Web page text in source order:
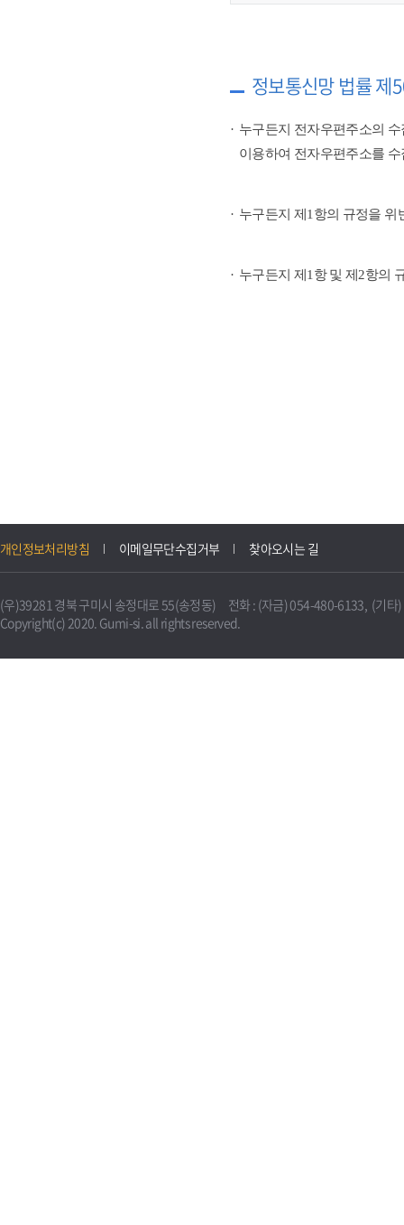
정보통신망 법률 제
누구든지 전자우편주소의
이용하여 전자우편주소를
누구든지 제1항의 규정을 위
누구든지 제1항 및 제2항의
개인정보처리방침 이메일무단수집거부 찾아오시는 길
(우)39281 경북 구미시 송정대로 55(송정동) 전화 : (자금) 054-480-6133, (기타
Copyright(c) 2020. Gumi-si. all rights reserved.